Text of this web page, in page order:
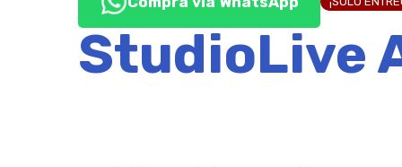
StudioLive